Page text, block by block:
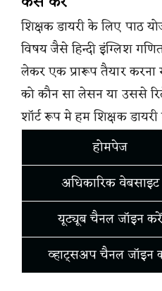
शिक्षक डायरी के लिए पाठ
विषय जैसे हिन्दी इंग्लिश
लेकर एक प्रारूप तैयार
को कौन सा लेसन या उससे
शॉर्ट रूप मे हम शिक्षक
होमपेज
अधिकारिक वेबसाइट
यूट्यूब चैनल जॉइन करें
व्हाट्सअप चैनल जॉइन